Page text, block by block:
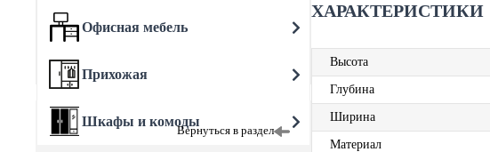
Офисная мебель
Прихожая
Шкафы и комоды
Вернуться в раздел
ХАРАКТЕРИСТИКИ
Высота
Глубина
Ширина
Материал